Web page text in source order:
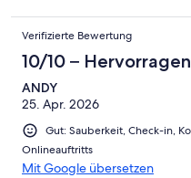
Verifizierte Bewertung
10/10 –
ANDY
25. Apr. 2026
Gut: Sauberkeit, Check-in,
Onlineauftritts
Mit Google übersetzen